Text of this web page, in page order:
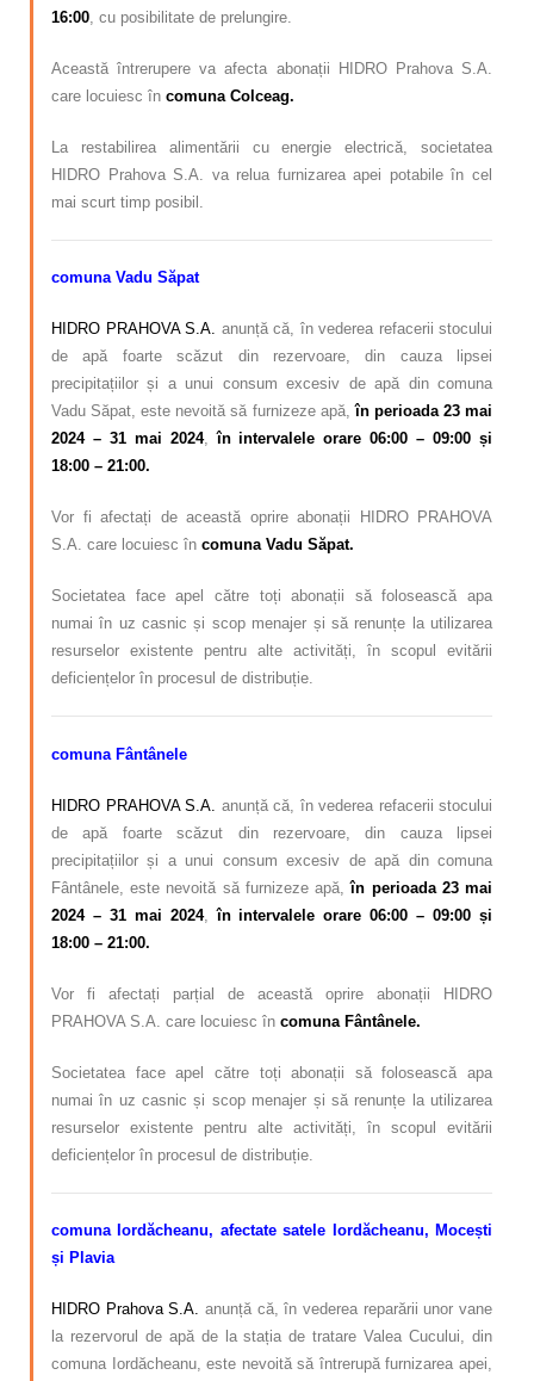
16:00 , cu posibilitate de prelungire.
Această întrerupere va afecta abonații HIDRO Prahova S.A.
care locuiesc în comuna Colceag.
La restabilirea alimentării cu energie electrică, societatea
HIDRO Prahova S.A. va relua furnizarea apei potabile în cel
mai scurt timp posibil.
comuna Vadu Săpat
HIDRO PRAHOVA S.A. anunță că, în vederea refacerii stocului
de apă foarte scăzut din rezervoare, din cauza lipsei
precipitațiilor și a unui consum excesiv de apă din comuna
Vadu Săpat, este nevoită să furnizeze apă,în perioada 23 mai
2024 – 31 mai 2024,în intervalele orare 06:00 – 09:00 și
18:00 – 21:00.
Vor fi afectați de această oprire abonații HIDRO PRAHOVA
S.A. care locuiesc în comuna Vadu Săpat.
Societatea face apel către toți abonații să folosească apa
numai în uz casnic și scop menajer și să renunțe la utilizarea
resurselor existente pentru alte activități, în scopul evitării
deficiențelor în procesul de distribuție.
comuna Fântânele
HIDRO PRAHOVA S.A. anunță că, în vederea refacerii stocului
de apă foarte scăzut din rezervoare, din cauza lipsei
precipitațiilor și a unui consum excesiv de apă din comuna
Fântânele, este nevoită să furnizeze apă,în perioada 23 mai
2024 – 31 mai 2024,în intervalele orare 06:00 – 09:00 și
18:00 – 21:00.
Vor fi afectați parțial de această oprire abonații HIDRO
PRAHOVA S.A. care locuiesc în comuna Fântânele.
Societatea face apel către toți abonații să folosească apa
numai în uz casnic și scop menajer și să renunțe la utilizarea
resurselor existente pentru alte activități, în scopul evitării
deficiențelor în procesul de distribuție.
comuna Iordăcheanu, afectate satele Iordăcheanu, Mocești
și Plavia
HIDRO Prahova S.A. anunță că, în vederea reparării unor vane
la rezervorul de apă de la stația de tratare Valea Cucului, din
comuna Iordăcheanu, este nevoită să întrerupă furnizarea apei,